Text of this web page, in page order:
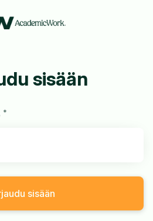
sisään
*
sisään